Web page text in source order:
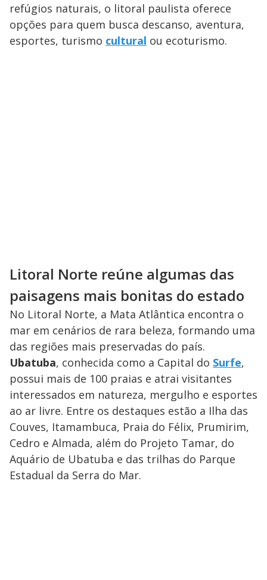
refúgios naturais, o litoral paulista oferece
opções para quem busca descanso, aventura,
esportes, turismo cultural ou ecoturismo.
Litoral Norte reúne algumas das
paisagens mais bonitas do estado
No Litoral Norte, a Mata Atlântica encontra o
mar em cenários de rara beleza, formando uma
das regiões mais preservadas do país.
Ubatuba, conhecida como a Capital do Surfe,
possui mais de 100 praias e atrai visitantes
interessados em natureza, mergulho e esportes
ao ar livre. Entre os destaques estão a Ilha das
Couves, Itamambuca, Praia do Félix, Prumirim,
Cedro e Almada, além do Projeto Tamar, do
Aquário de Ubatuba e das trilhas do Parque
Estadual da Serra do Mar.